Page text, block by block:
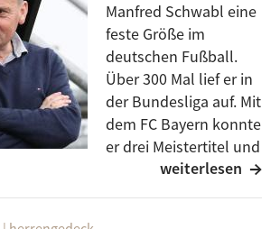
Manfred Schwabl eine
feste Größe im
deutschen Fußball.
Über 300 Mal lief er in
der Bundesliga auf. Mit
dem FC Bayern konnte
er drei Meistertitel und
einen Pokalsieg feiern.
weiterlesen